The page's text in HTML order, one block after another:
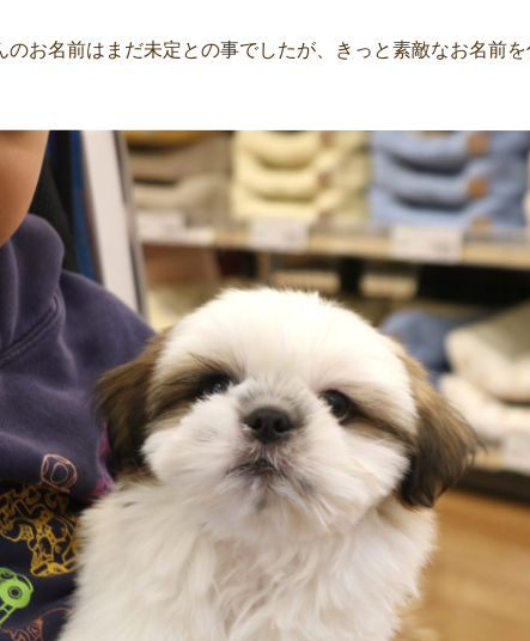
のお名前はまだ未定との事でしたが、きっと素敵なお名前